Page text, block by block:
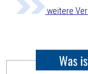
weitere
Was